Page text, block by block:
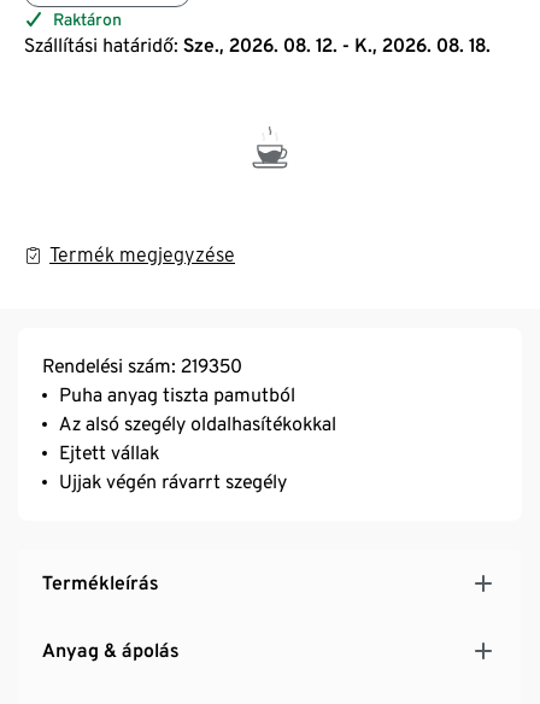
Raktáron
Szállítási határidő: Sze., 2026. 08. 12. - K., 2026. 08. 18.
Termék megjegyzése
Rendelési szám: 219350
Puha anyag tiszta pamutból
Az alsó szegély oldalhasítékokkal
Ejtett vállak
Ujjak végén rávarrt szegély
Termékleírás
Anyag & ápolás